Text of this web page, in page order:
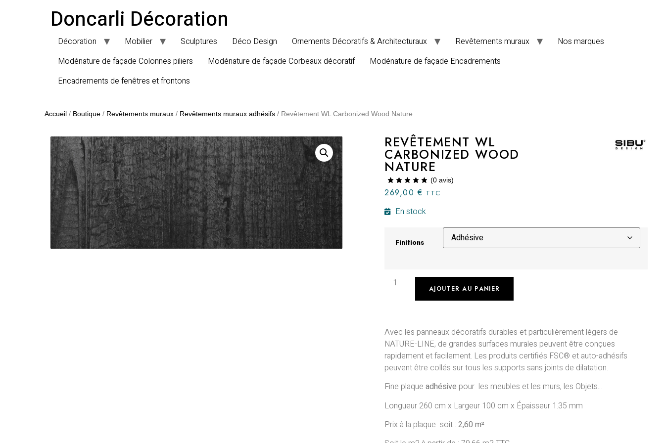
Doncarli Décoration
Décoration Mobilier Sculptures Déco Design Ornements Décoratifs & Architecturaux Revêtements muraux
Nos marques
Modénature de façade Colonnes piliers
Modénature de façade Corbeaux décoratif
Modénature de façade Encadrements
Encadrements de fenêtres et frontons
Accueil / Boutique / Revêtements muraux / Revêtements muraux adhésifs / Revêtement WL Carbonized Wood Nature
REVÊTEMENT WL
CARBONIZED WOOD
NATURE
(0avis)
269,00€ TTC
En stock
Finitions
AJOUTER AU PANIER
Avec les panneaux décoratifs durables et particulièrement légers de
NATURE-LINE, de grandes surfaces murales peuvent être conçues
rapidement et facilement. Les produits certifiés FSC® et auto-adhésifs
peuvent être collés sur tous les supports sans joints de dilatation.
Fine plaque adhésive pour les meubles et les murs, les Objets…
Longueur 260 cm x Largeur 100 cm x Épaisseur 1.35 mm
Prix à la plaque soit : 2,60 m²